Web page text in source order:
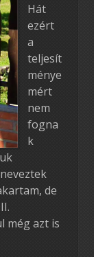
Hát
ezért
a
teljesít
ménye
mért
nem
fogna
k
de
még azt is